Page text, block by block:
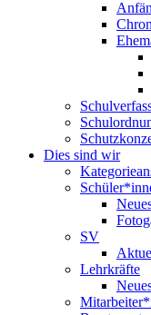
Dies sind wir
SV
Lehrkräfte